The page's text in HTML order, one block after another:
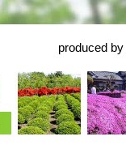
produced by